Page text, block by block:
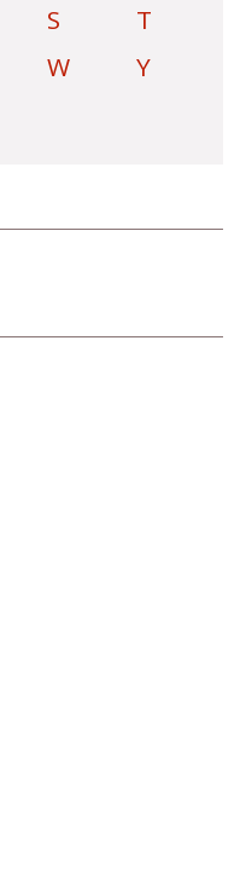
S
T
W
Y